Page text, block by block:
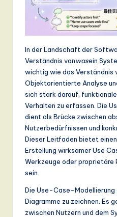
T
d
in
A
In der Landschaft der
Verständnis vonwasein
wichtig wie das Verständnis
Objektorientierte Analyse
sich stark darauf,
Verhalten zu erfassen. Die
dient als Brücke zwischen
Nutzerbedürfnissen und
Dieser Leitfaden bietet
Erstellung wirksamer Use
Werkzeuge oder proprietäre
sein.
Die Use-Case-Modellierung
Diagramme zu zeichnen. Es
zwischen Nutzern und dem